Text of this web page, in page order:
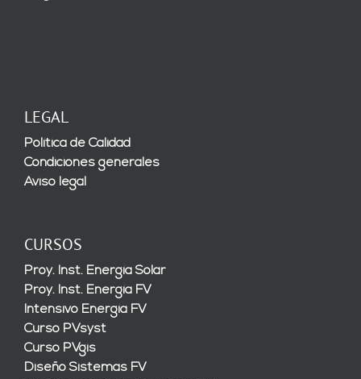
LEGAL
Política de Calidad
Condiciones generales
Aviso legal
CURSOS
Proy. Inst. Energía Solar
Proy. Inst. Energía FV
Intensivo Energía FV
Curso PVsyst
Curso PVgis
Diseño Sistemas FV